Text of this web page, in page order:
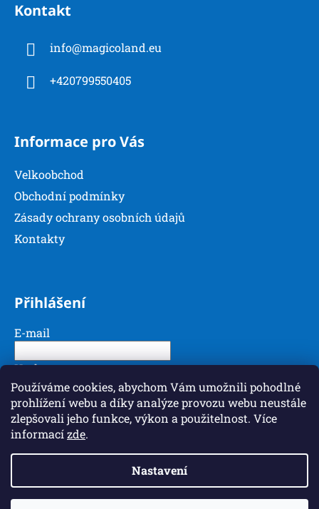
Používáme cookies, abychom Vám umožnili pohodlné
prohlížení webu a díky analýze provozu webu neustále
zlepšovali jeho funkce, výkon a použitelnost. Více
informacízde.
Nastavení
Kontakt
info@magicoland.eu
+420799550405
Informace pro Vás
Velkoobchod
Obchodní podmínky
Zásady ochrany osobních údajů
Kontakty
Přihlášení
E-mail
Heslo
PŘIHLÁSIT SE
Nová registrace
Vytvořil Shoptet